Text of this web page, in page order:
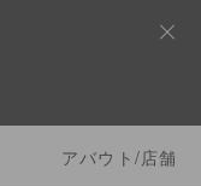
アバウト/店舗